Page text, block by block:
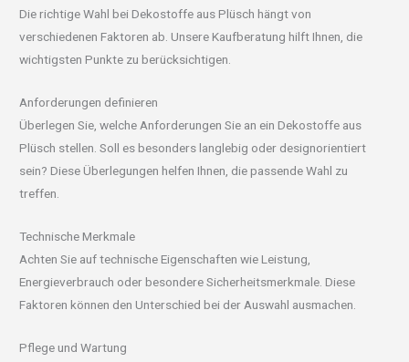
Die richtige Wahl bei Dekostoffe aus Plüsch hängt von
verschiedenen Faktoren ab. Unsere Kaufberatung hilft Ihnen, die
wichtigsten Punkte zu berücksichtigen.
Anforderungen definieren
Überlegen Sie, welche Anforderungen Sie an ein Dekostoffe aus
Plüsch stellen. Soll es besonders langlebig oder designorientiert
sein? Diese Überlegungen helfen Ihnen, die passende Wahl zu
treffen.
Technische Merkmale
Achten Sie auf technische Eigenschaften wie Leistung,
Energieverbrauch oder besondere Sicherheitsmerkmale. Diese
Faktoren können den Unterschied bei der Auswahl ausmachen.
Pflege und Wartung